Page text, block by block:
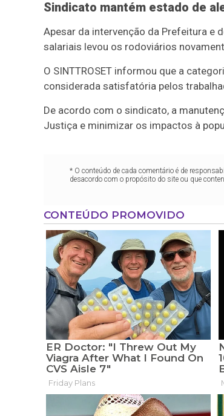
Sindicato mantém estado de
Apesar da intervenção da Prefeitura e
salariais levou os rodoviários
O SINTTROSET informou que a
considerada satisfatória pelos
De acordo com o sindicato, a
Justiça e minimizar os impactos à
* O conteúdo de cada comentário é de
desacordo com o propósito do site ou que